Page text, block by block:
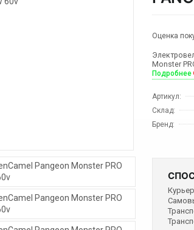
Оценка
Monster
Подробнее
Артикул:
Склад:
Бренд: